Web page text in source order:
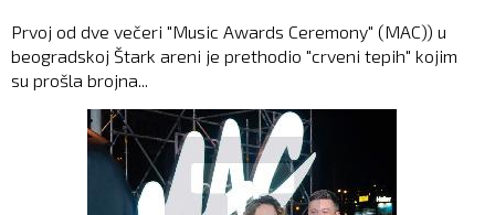
Prvoj od dve večeri "Music Awards Ceremony" (MAC)) u
beogradskoj Štark areni je prethodio "crveni tepih" kojim
su prošla brojna...